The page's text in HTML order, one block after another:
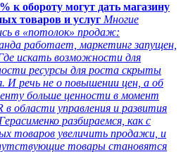
к обороту могут дать магазину
товаров и услуг Многие
в «потолок» продаж:
работает, маркетинг запущен,
искать возможности для
ресурсы для роста скрыты
И речь не о повышении цен, а об
больше ценности в момент
в области управления и развития
разбираемся, как с
товаров увеличить продажи, и
товары становятся